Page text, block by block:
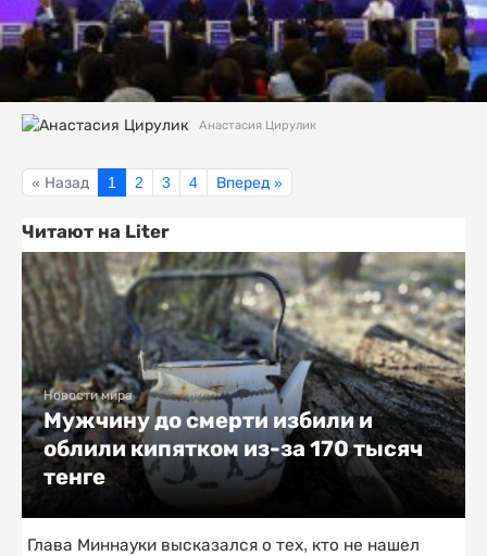
Анастасия Цирулик
« Назад 1 2 3 4 Вперед »
Читают на Liter
Новости мира
Мужчину до смерти избили и
облили кипятком из-за 170 тысяч
тенге
Глава Миннауки высказался о тех, кто не нашел